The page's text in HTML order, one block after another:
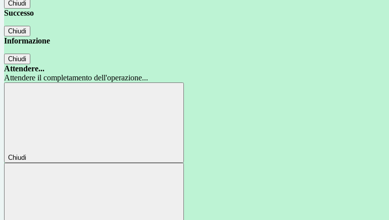
Chiudi
Successo
Chiudi
Informazione
Chiudi
Attendere...
Attendere il completamento dell'operazione...
Chiudi